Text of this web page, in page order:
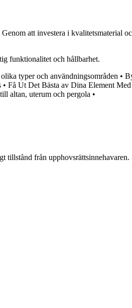
att investera i kvalitetsmaterial
funktionalitet och hållbarhet.
typer och användningsområden •
• Få Ut Det Bästa av Dina Element
altan, uterum och pergola •
tillstånd från upphovsrättsinnehavaren.